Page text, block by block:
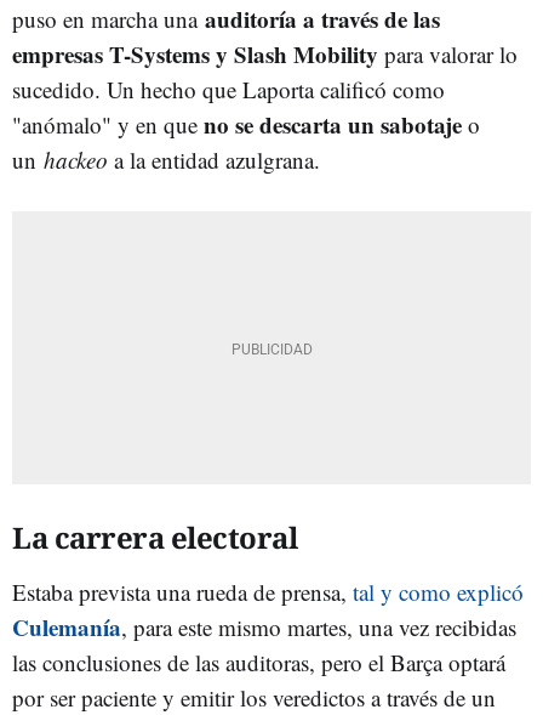
puso en marcha una auditoría a través de las
empresas T-Systems y Slash Mobility para valorar lo
sucedido. Un hecho que Laporta calificó como
"anómalo" y en que no se descarta un sabotaje o
un hackeo a la entidad azulgrana.
La carrera electoral
Estaba prevista una rueda de prensa, tal y como explicó
Culemanía, para este mismo martes, una vez recibidas
las conclusiones de las auditoras, pero el Barça optará
por ser paciente y emitir los veredictos a través de un